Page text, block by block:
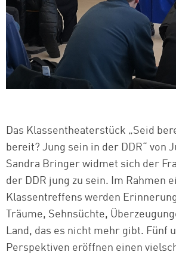
Das Klassentheaterstück „Seid
bereit? Jung sein in der DDR“ von
Sandra Bringer widmet sich der
der DDR jung zu sein. Im Rahmen
Klassentreffens werden
Träume, Sehnsüchte,
Land, das es nicht mehr gibt. Fünf
Perspektiven eröffnen einen